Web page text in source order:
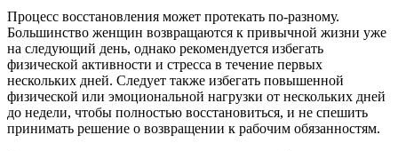
Процесс восстановления может протекать по-разному.
Большинство женщин возвращаются к привычной жизни уже
на следующий день, однако рекомендуется избегать
физической активности и стресса в течение первых
нескольких дней. Следует также избегать повышенной
физической или эмоциональной нагрузки от нескольких дней
до недели, чтобы полностью восстановиться, и не спешить
принимать решение о возвращении к рабочим обязанностям.